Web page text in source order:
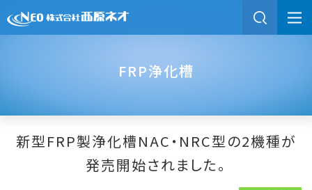
FRP浄化槽
新型FRP製浄化槽NAC・NRC型の2機種が
発売開始されました。